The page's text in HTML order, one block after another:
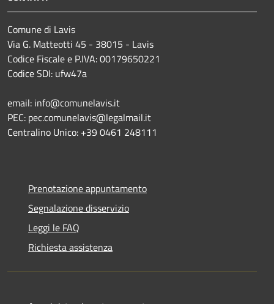
Comune di Lavis
Via G. Matteotti 45 - 38015 - Lavis
Codice Fiscale e P.IVA: 00179650221
Codice SDI: ufw47a
email: info@comunelavis.it
PEC: pec.comunelavis@legalmail.it
Centralino Unico: +39 0461 248111
Prenotazione appuntamento
Segnalazione disservizio
Leggi le FAQ
Richiesta assistenza